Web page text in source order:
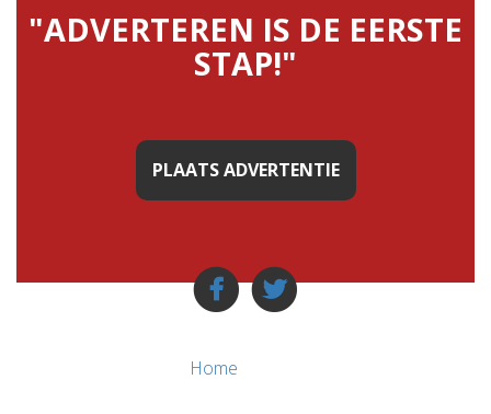
"ADVERTEREN IS DE EERSTE
STAP!"
PLAATS ADVERTENTIE
Home